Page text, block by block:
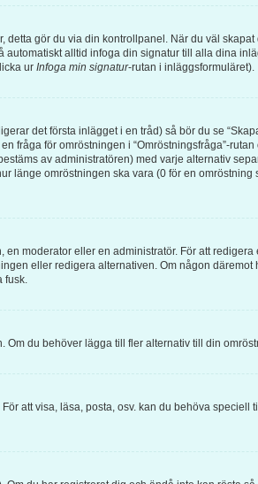
gör du via din kontrollpanel. När du väl
alltid infoga din signatur till alla dina
ur Infoga min signatur-rutan i inläggsformuläret).
det första inlägget i en tråd) så bör du se
fråga för omröstningen i “Omröstningsfråga”-
av administratören) med varje alternativ
länge omröstningen ska vara (0 för en
moderator eller en administratör. För att
eller redigera alternativen. Om någon
fusk.
du behöver lägga till fler alternativ till din
att visa, läsa, posta, osv. kan du behöva